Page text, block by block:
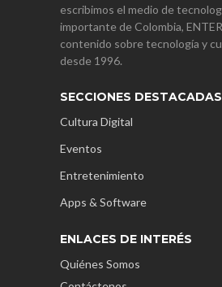
escribimos el medio de
importante de Colombia,
contenido sobre tecnología y
desde 1996.
SECCIONES DESTACADAS
Cultura Digital
Eventos
Entretenimiento
Apps & Software
ENLACES DE INTERÉS
Quiénes Somos